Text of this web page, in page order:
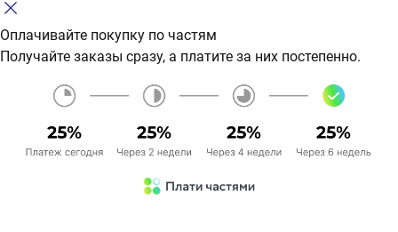
Оплачивайте покупку по частям
Получайте заказы сразу, а платите за них постепенно.